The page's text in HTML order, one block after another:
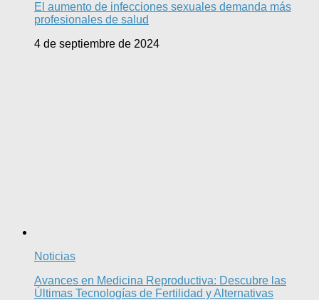
El aumento de infecciones sexuales demanda más
profesionales de salud
4 de septiembre de 2024
Noticias
Avances en Medicina Reproductiva: Descubre las
Últimas Tecnologías de Fertilidad y Alternativas